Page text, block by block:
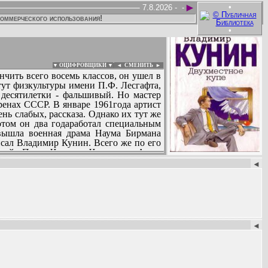
•
•
►
-
7.8.2026 -
использования!
▼ ОЦИФРОВЩИКИ ▼ ◄ СМЕНИТЬ ►
всего восемь классов, он ушел в
физкультуры имени П.Ф. Лесгафта,
- фальшивый. Но мастер
СССР. В январе 1961года артист
слабых, рассказа. Однако их тут же
он два годаработал специальным
военная драма Наума Бирмана
Владимир Кунин. Всего же по его
Павла Чухрая, «Чокнутые» Аллы
«Аврора» повесть «Интердевочка».
«Интердевочку» экранизировал
:
◄
◄